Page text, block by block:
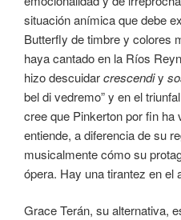
situación anímica que debe
Butterfly de timbre y colores
haya cantado en la Ríos
hizo descuidarcrescendiy
bel di vedremo” y en el
cree que Pinkerton por fin ha
entiende, a diferencia de su
musicalmente cómo su
ópera. Hay una tirantez en el
Grace Terán, su alternativa,